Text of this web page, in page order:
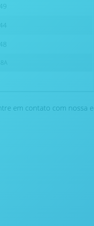
em contato com nossa